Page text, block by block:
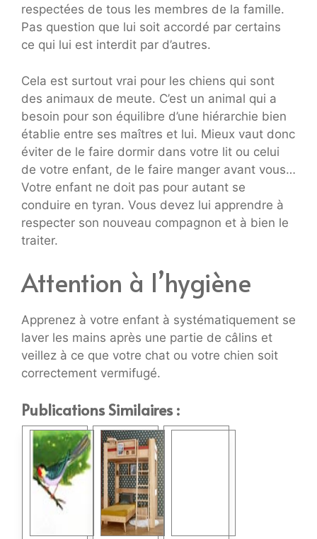
respectées de tous les membres de la famille.
Pas question que lui soit accordé par certains
ce qui lui est interdit par d’autres.
Cela est surtout vrai pour les chiens qui sont
des animaux de meute. C’est un animal qui a
besoin pour son équilibre d’une hiérarchie bien
établie entre ses maîtres et lui. Mieux vaut donc
éviter de le faire dormir dans votre lit ou celui
de votre enfant, de le faire manger avant vous…
Votre enfant ne doit pas pour autant se
conduire en tyran. Vous devez lui apprendre à
respecter son nouveau compagnon et à bien le
traiter.
Attention à l’hygiène
Apprenez à votre enfant à systématiquement se
laver les mains après une partie de câlins et
veillez à ce que votre chat ou votre chien soit
correctement vermifugé.
Publications Similaires :